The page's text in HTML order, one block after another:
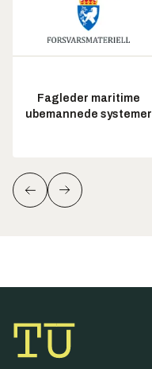
Fagleder maritime
ubemannede systemer